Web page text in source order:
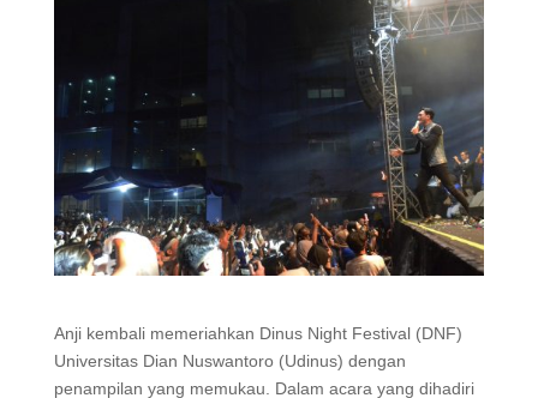
Anji kembali memeriahkan Dinus Night Festival (DNF)
Universitas Dian Nuswantoro (Udinus) dengan
penampilan yang memukau. Dalam acara yang dihadiri